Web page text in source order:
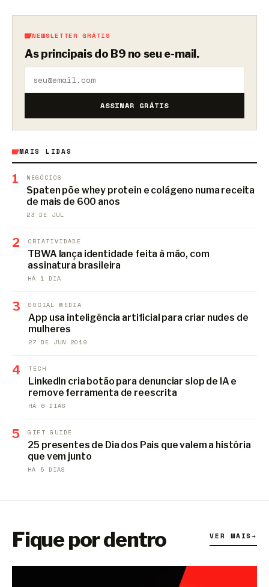
NEWSLETTER GRÁTIS
As principais do B9 no seu e-mail.
ASSINAR GRÁTIS
MAIS LIDAS
1 NEGÓCIOS
Spaten põe whey protein e colágeno numa receita
de mais de 600 anos
23 DE JUL
2 CRIATIVIDADE
TBWA lança identidade feita à mão, com
assinatura brasileira
HÁ 1 DIA
3 SOCIAL MEDIA
App usa inteligência artificial para criar nudes de
mulheres
27 DE JUN 2019
4 TECH
LinkedIn cria botão para denunciar slop de IA e
remove ferramenta de reescrita
HÁ 6 DIAS
5 GIFT GUIDE
25 presentes de Dia dos Pais que valem a história
que vem junto
HÁ 5 DIAS
Fique por dentro VER MAIS→